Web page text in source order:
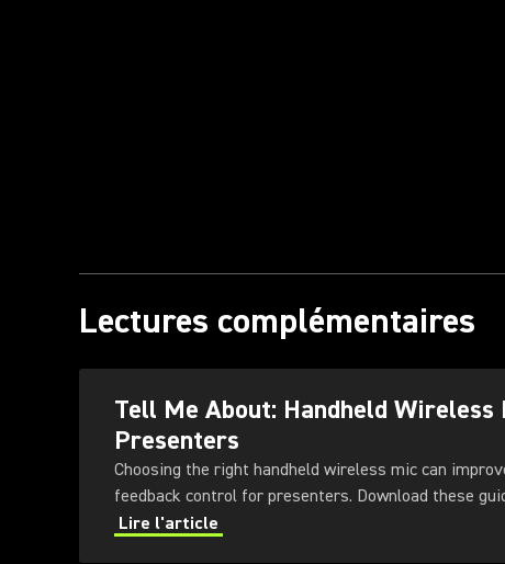
Lectures complémentaires
Tell Me About: Handheld
Presenters
Choosing the right handheld wireless mic can
feedback control for presenters.
Lire l'article